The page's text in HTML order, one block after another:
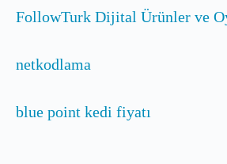
FollowTurk Dijital Ürünler ve
netkodlama
blue point kedi fiyatı